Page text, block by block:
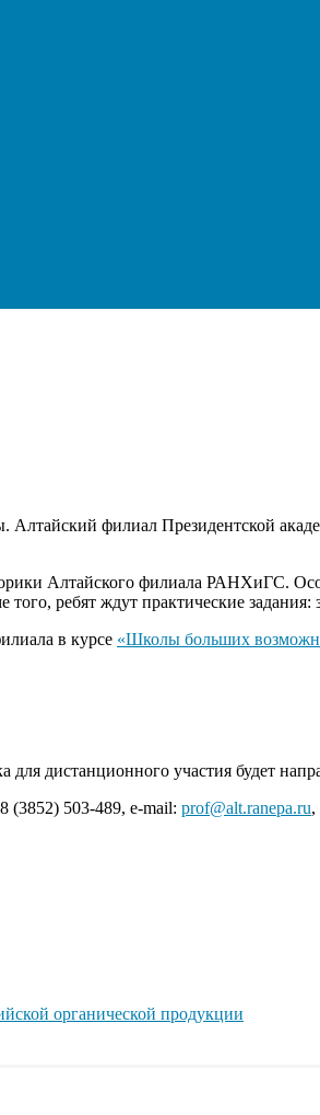
филиал Президентской
Алтайского филиала РАНХиГС.
ребят ждут практические задания:
в курсе «Школы больших
дистанционного участия будет
(3852) 503-489, e-mail: prof@alt.ranepa.ru,
органической продукции